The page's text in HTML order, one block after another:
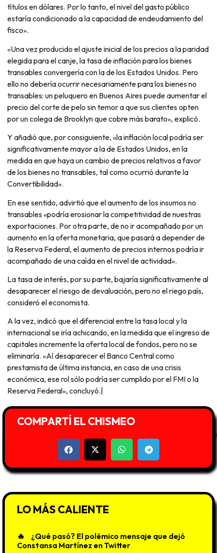
títulos en dólares. Por lo tanto, el nivel del gasto público
estaría condicionado a la capacidad de endeudamiento del
fisco».
«Una vez producido el ajuste inicial de los precios a la paridad
elegida para el canje, la tasa de inflación para los bienes
transables convergería con la de los Estados Unidos. Pero
ello no debería ocurrir necesariamente para los bienes no
transables: un peluquero en Buenos Aires puede aumentar el
precio del corte de pelo sin temor a que sus clientes opten
por un colega de Brooklyn que cobre más barato», explicó.
Y añadió que, por consiguiente, «la inflación local podría ser
significativamente mayor a la de Estados Unidos, en la
medida en que haya un cambio de precios relativos a favor
de los bienes no transables, tal como ocurrió durante la
Convertibilidad».
En ese sentido, advirtió que el aumento de los insumos no
transables «podría erosionar la competitividad de nuestras
exportaciones. Por otra parte, de no ir acompañado por un
aumento en la oferta monetaria, que pasará a depender de
la Reserva Federal, el aumento de precios internos podría ir
acompañado de una caída en el nivel de actividad».
La tasa de interés, por su parte, bajaría significativamente al
desaparecer el riesgo de devaluación, pero no el riego país,
consideró el economista.
A la vez, indicó que el diferencial entre la tasa local y la
internacional se iría achicando, en la medida que el ingreso de
capitales incremente la oferta local de fondos, pero no se
eliminaría. «Al desaparecer el Banco Central como
prestamista de última instancia, en caso de una crisis
económica, ese rol sólo podría ser cumplido por el FMI o la
Reserva Federal», concluyó.|
COMPARTÍ EL CHISMEO
LO MÁS CALIENTE
¿Qué pasó? El polémico mensaje que dejó
Constansa Martínez en Twitter